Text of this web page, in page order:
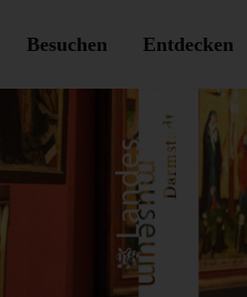
Besuchen Entdecken